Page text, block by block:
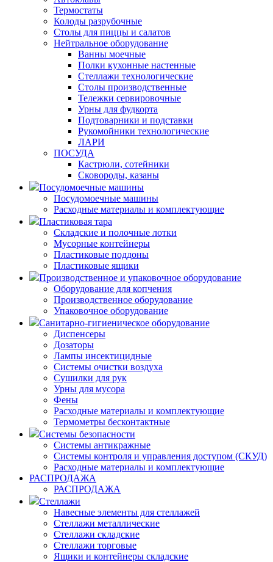
Термостаты
Колоды разрубочные
Столы для пиццы и салатов
Нейтральное оборудование
Ванны моечные
Полки кухонные настенные
Стеллажи технологические
Столы производственные
Тележки сервировочные
Урны для фудкорта
Подтоварники и подставки
Рукомойники технологические
ЛАРИ
ПОСУДА
Кастрюли, сотейники
Сковороды, казаны
Посудомоечные машины
Посудомоечные машины
Расходные материалы и комплектующие
Пластиковая тара
Складские и полочные лотки
Мусорные контейнеры
Пластиковые поддоны
Пластиковые ящики
Производственное и упаковочное оборудование
Оборудование для копчения
Производственное оборудование
Упаковочное оборудование
Санитарно-гигиеническое оборудование
Диспенсеры
Дозаторы
Лампы инсектицидные
Системы очистки воздуха
Сушилки для рук
Урны для мусора
Фены
Расходные материалы и комплектующие
Термометры бесконтактные
Системы безопасности
Системы антикражные
Системы контроля и управления доступом (СКУД)
Расходные материалы и комплектующие
РАСПРОДАЖА
РАСПРОДАЖА
Стеллажи
Навесные элементы для стеллажей
Стеллажи металлические
Стеллажи складские
Стеллажи торговые
Ящики и контейнеры складские